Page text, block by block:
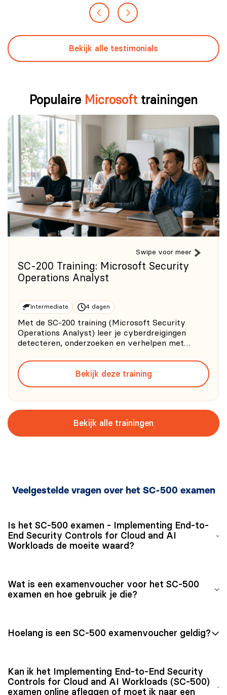
Bekijk alle testimonials
Populaire Microsoft trainingen
Swipe voor meer
SC-200 Training: Microsoft Security
Operations Analyst
Intermediate 4 dagen
Met de SC-200 training (Microsoft Security
Operations Analyst) leer je cyberdreigingen
detecteren, onderzoeken en verhelpen met
Microsoft Defender for Cloud. Tijdens deze
praktijkgerichte SC-200 cursus schrijf je KQL-
queries (Kusto Query Language), zet j
Bekijk deze training
Bekijk alle trainingen
Veelgestelde vragen over het SC-500 examen
Is het SC-500 examen - Implementing End-to-
End Security Controls for Cloud and AI
Workloads de moeite waard?
Cloud and AI Workloads (SC-500) examen is de moeite
waard als je werkt met cloud- en AI-beveiliging en
Wat is een examenvoucher voor het SC-500
examen en hoe gebruik je die?
Implementing End-to-End Security Controls for Cloud
VUE. Tijdens het plannen van een examenmoment voer
je de vouchercode in om de kosten te dekken.
Hoelang is een SC-500 examenvoucher geldig?
een jaar lang toegankelijk. Binnen deze periode kun je
kiezen waar en wanneer je het SC-500 examen –
Kan ik het Implementing End-to-End Security
Controls for Cloud and AI Workloads (SC-500)
examen online afleggen of moet ik naar een